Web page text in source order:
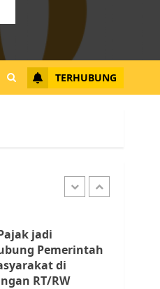
TERHUBUNG
Tanah Warga
2026
1, 2026
jadi
Pemerintah
di
RT/RW